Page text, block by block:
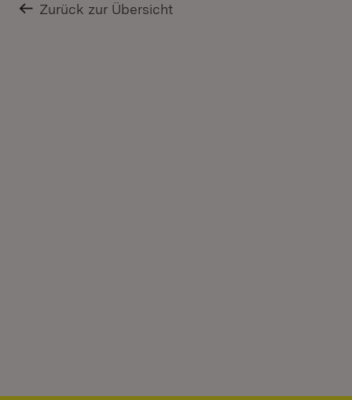
Zurück zur Übersicht